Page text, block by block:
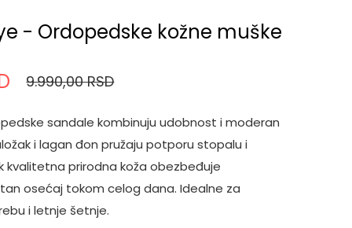
- Ordopedske kožne muške
9.990,00 RSD
sandale kombinuju udobnost i moderan
i lagan đon pružaju potporu stopalu i
kvalitetna prirodna koža obezbeđuje
osećaj tokom celog dana. Idealne za
i letnje šetnje.